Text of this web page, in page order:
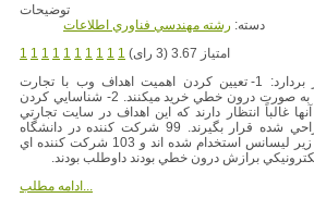
توضیحات
دسته: رشته مهندسي فناوري اطلاعات
1 1 1 1 1 1 1 1 1 1
امتیاز 3.67 (3 رای)
اين مطالعه دو هدف را در بردارد: 1- تعيين كردن اهميت اهداف وب با تجارت
الكترونيكي براي كاربراني كه به صورت درون خطي خريد ميكنند. 2- شناسايي كردن
غالباً انتظار دارند كه اين اهداف در سايت تجارتي
تجارت الكترونيكي كاملاً طراحي شده قرار بگيرند. 99 شركت كننده در دانشگاه
ميسوري –رولا از كلاس هاي زير ليسانس استخدام شده اند و 103 شركت كننده اي
برازش درون خطي بودند داوطلب بودند.